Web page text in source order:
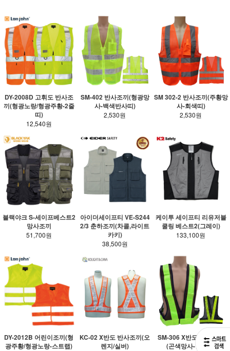
DY-2008D 고휘도 반사조
끼(형광노랑/형광주황-2줄
띠)
12,540원
SM-402 반사조끼(형광망
사-백색반사띠)
2,530원
SM 302-2 반사조끼(주황망
사-회색띠)
2,530원
블랙야크 S-세이프베스트2
망사조끼
51,700원
아이더세이프티 VE-S244
2/3 춘하조끼(차콜,라이트
카키)
38,500원
케이투 세이프티 리유저블
쿨링 베스트2(그레이)
133,100원
DY-2012B 어린이조끼(형
광주황/형광노랑-스트랩)
KC-02 X반도 반사조끼(오
렌지/실버)
SM-306 X반도 반사조끼
(곤색망사-형광띠)